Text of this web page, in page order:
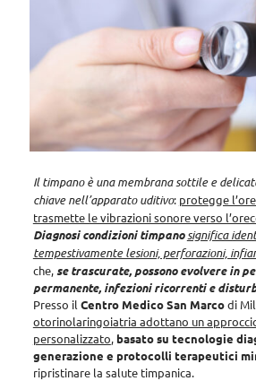
Il timpano è una membrana sottile e
chiave nell’apparato uditivo: protegge
trasmette le vibrazioni sonore verso
Diagnosi condizioni timpano significa
tempestivamente lesioni, perforazioni,
che, se trascurate, possono evolvere in
permanente, infezioni ricorrenti e
Presso il Centro Medico San Marcodi
otorinolaringoiatria adottano un
personalizzato, basato su tecnologie
generazione e protocolli terapeutici
ripristinare la salute timpanica.